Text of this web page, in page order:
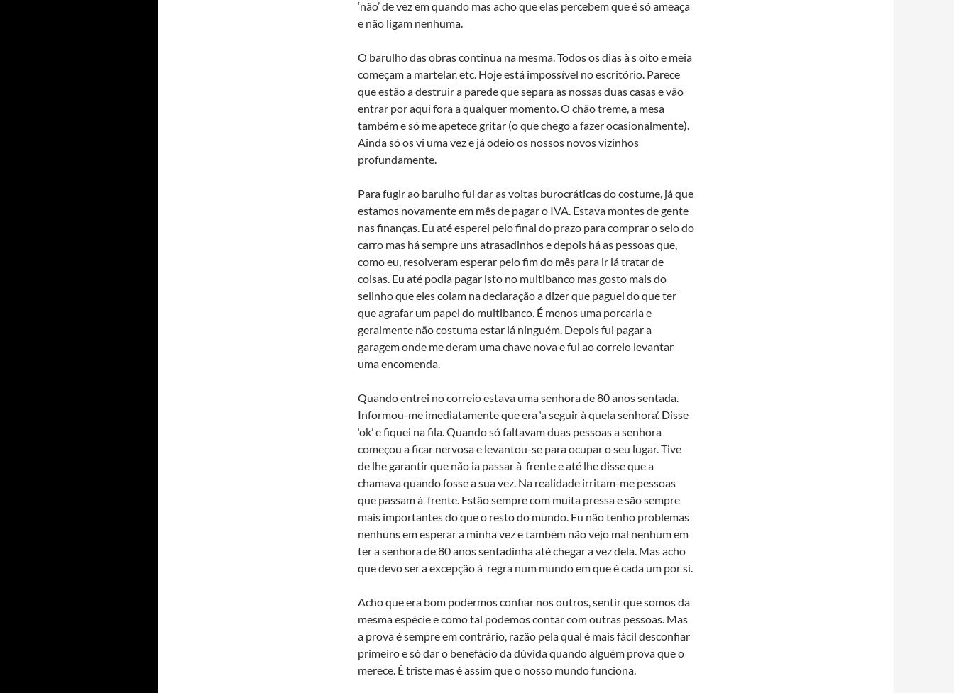
‘não’ de vez em quando mas acho que elas percebem que é só ameaça
e não ligam nenhuma.
O barulho das obras continua na mesma. Todos os dias à s oito e meia
começam a martelar, etc. Hoje está impossível no escritório. Parece
que estão a destruir a parede que separa as nossas duas casas e vão
entrar por aqui fora a qualquer momento. O chão treme, a mesa
também e só me apetece gritar (o que chego a fazer ocasionalmente).
Ainda só os vi uma vez e já odeio os nossos novos vizinhos
profundamente.
Para fugir ao barulho fui dar as voltas burocráticas do costume, já que
estamos novamente em mês de pagar o IVA. Estava montes de gente
nas finanças. Eu até esperei pelo final do prazo para comprar o selo do
carro mas há sempre uns atrasadinhos e depois há as pessoas que,
como eu, resolveram esperar pelo fim do mês para ir lá tratar de
coisas. Eu até podia pagar isto no multibanco mas gosto mais do
selinho que eles colam na declaração a dizer que paguei do que ter
que agrafar um papel do multibanco. É menos uma porcaria e
geralmente não costuma estar lá ninguém. Depois fui pagar a
garagem onde me deram uma chave nova e fui ao correio levantar
uma encomenda.
Quando entrei no correio estava uma senhora de 80 anos sentada.
Informou-me imediatamente que era ‘a seguir à quela senhora’. Disse
‘ok’ e fiquei na fila. Quando só faltavam duas pessoas a senhora
começou a ficar nervosa e levantou-se para ocupar o seu lugar. Tive
de lhe garantir que não ia passar à frente e até lhe disse que a
chamava quando fosse a sua vez. Na realidade irritam-me pessoas
que passam à frente. Estão sempre com muita pressa e são sempre
mais importantes do que o resto do mundo. Eu não tenho problemas
nenhuns em esperar a minha vez e também não vejo mal nenhum em
ter a senhora de 80 anos sentadinha até chegar a vez dela. Mas acho
que devo ser a excepção à regra num mundo em que é cada um por si.
Acho que era bom podermos confiar nos outros, sentir que somos da
mesma espécie e como tal podemos contar com outras pessoas. Mas
a prova é sempre em contrário, razão pela qual é mais fácil desconfiar
primeiro e só dar o benefà­cio da dúvida quando alguém prova que o
merece. É triste mas é assim que o nosso mundo funciona.